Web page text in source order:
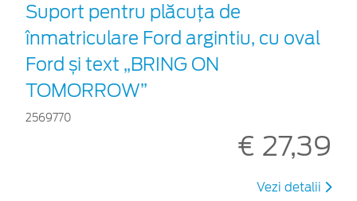
Suport pentru plăcuța de
înmatriculare Ford argintiu, cu oval
Ford și text „BRING ON
TOMORROW”
2569770
€ 27,39
Vezi detalii